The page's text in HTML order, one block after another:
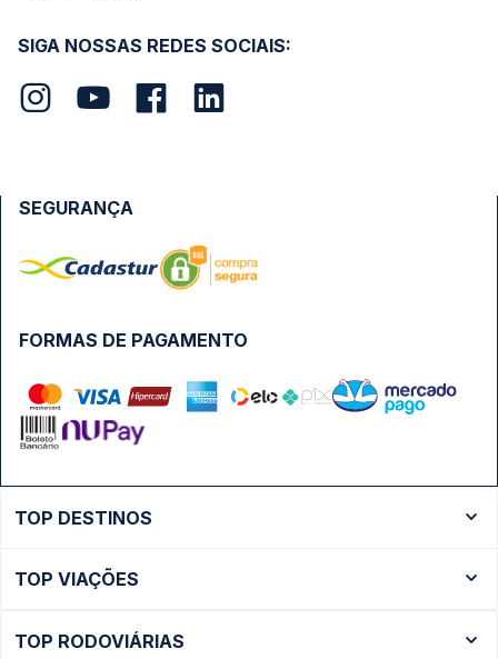
SIGA NOSSAS REDES SOCIAIS:
FORMAS DE PAGAMENTO
SEGURANÇA
TOP DESTINOS
Ônibus São Paulo
TOP VIAÇÕES
TOP RODOVIÁRIAS